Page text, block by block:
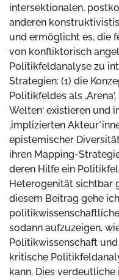
intersektionalen,
anderen
und ermöglicht es, die
von konfliktorisch
Politikfeldanalyse zu
Strategien: (1) die
Politikfeldes als
Welten‘ existieren und
‚implizierten
epistemischer
ihren Mapping-
deren Hilfe ein
Heterogenität sichtbar
diesem Beitrag gehe
sodann aufzuzeigen,
Politikwissenschaft
kritische
kann. Dies